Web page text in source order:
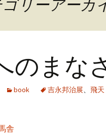
ゴリーアーカ
のまな
book 吉永邦治展、 飛天
舎